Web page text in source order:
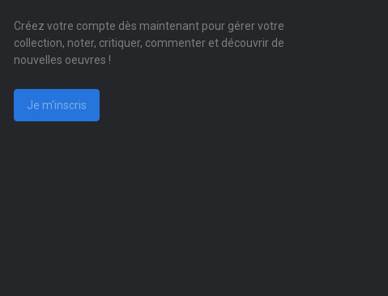
Créez votre compte dès maintenant pour gérer votre
collection, noter, critiquer, commenter et découvrir de
nouvelles oeuvres !
Je m'inscris